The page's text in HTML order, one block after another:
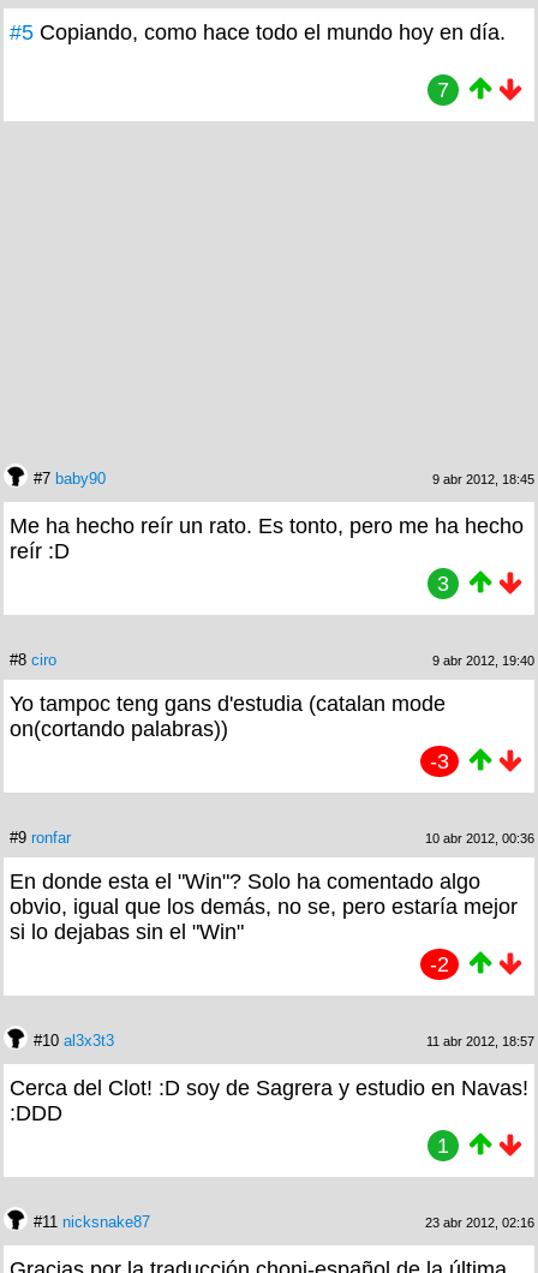
#5 Copiando, como hace todo el mundo hoy en día.
7
#7 baby90 9 abr 2012, 18:45
Me ha hecho reír un rato. Es tonto, pero me ha hecho
reír :D
3
#8 ciro 9 abr 2012, 19:40
Yo tampoc teng gans d'estudia (catalan mode
on(cortando palabras))
-3
#9 ronfar 10 abr 2012, 00:36
En donde esta el "Win"? Solo ha comentado algo
obvio, igual que los demás, no se, pero estaría mejor
si lo dejabas sin el "Win"
-2
#10 al3x3t3 11 abr 2012, 18:57
Cerca del Clot! :D soy de Sagrera y estudio en Navas!
:DDD
1
#11 nicksnake87 23 abr 2012, 02:16